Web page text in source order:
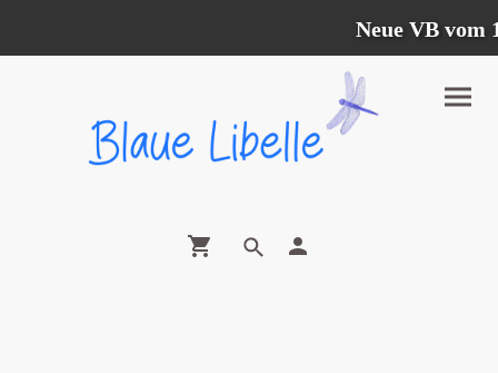
Neue VB vom